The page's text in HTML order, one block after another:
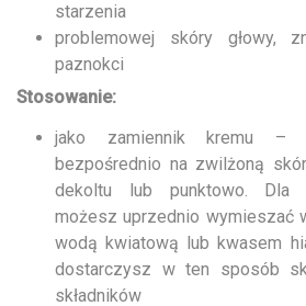
starzenia
problemowej skóry głowy,
paznokci
Stosowanie:
jako zamiennik kremu –
bezpośrednio na zwilżoną
dekoltu lub punktowo. Dla
możesz uprzednio wymieszać
wodą kwiatową lub kwasem
dostarczysz w ten sposób
składników